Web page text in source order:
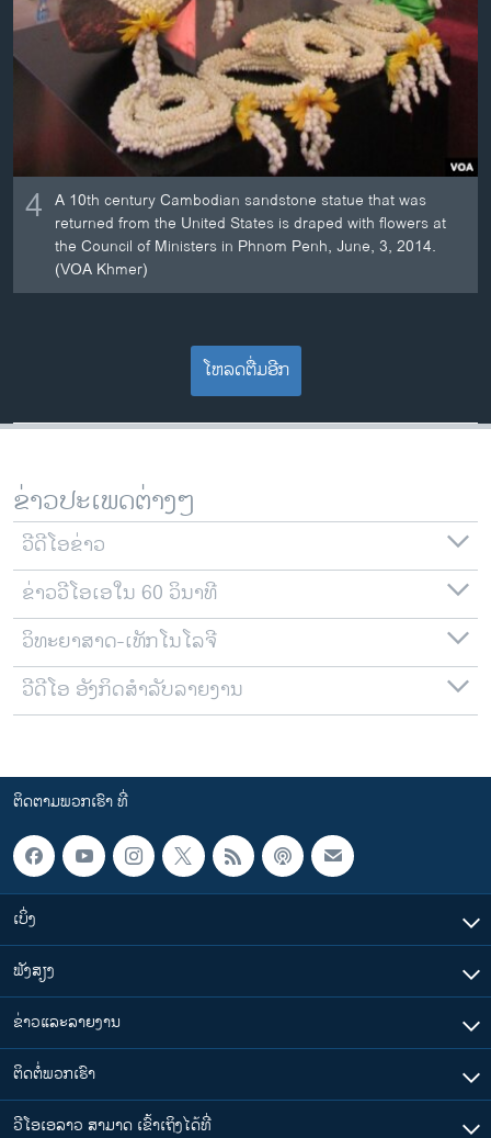
4 A 10th century Cambodian sandstone statue that was
returned from the United States is draped with flowers at
the Council of Ministers in Phnom Penh, June, 3, 2014.
(VOA Khmer)
ໂຫລດຕື່ມອີກ
ຂ່າວປະເພດຕ່າງໆ
ວີດີໂອຂ່າວ
ຂ່າວວີໂອເອໃນ 60 ວິນາທີ
ວິທະຍາສາດ-ເທັກໂນໂລຈີ
ວີດີໂອ ອັງກິດສຳລັບລາຍງານ
ຕິດຕາມພວກເຮົາ ທີ່
ເບິ່ງ
ຟັງສຽງ
ຂ່າວແລະລາຍງານ
ຕິດຕໍ່ພວກເຮົາ
ວີໂອເອລາວ ສາມາດ ເຂົ້າເຖິງໄດ້ທີ່